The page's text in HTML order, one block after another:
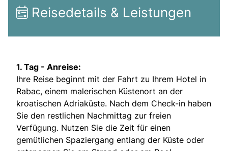
Reisedetails & Leistungen
1. Tag - Anreise:
Ihre Reise beginnt mit der Fahrt zu Ihrem Hotel in
Rabac, einem malerischen Küstenort an der
kroatischen Adriaküste. Nach dem Check-in haben
Sie den restlichen Nachmittag zur freien
Verfügung. Nutzen Sie die Zeit für einen
gemütlichen Spaziergang entlang der Küste oder